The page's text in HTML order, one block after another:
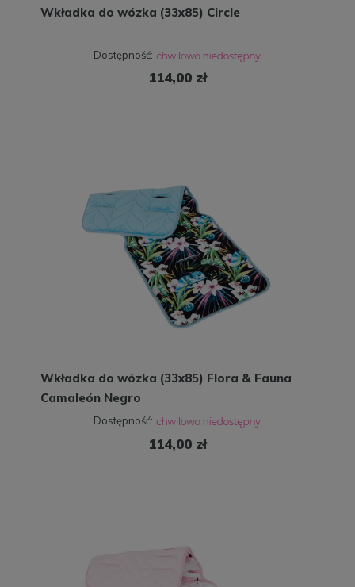
Wkładka do wózka (33x85) Circle
Dostępność:
114,00 zł
Wkładka do wózka (33x85) Flora & Fauna
Camaleón Negro
Dostępność:
114,00 zł